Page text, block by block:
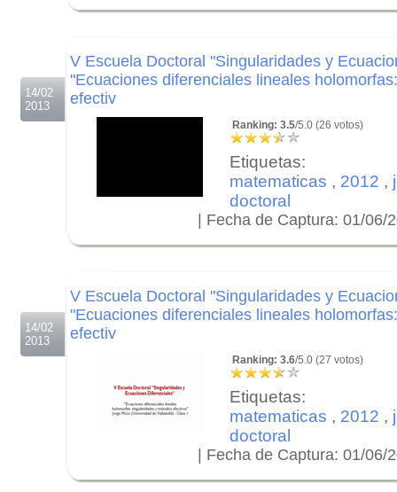
14/02
2013
V Escuela Doctoral "Singularidades y
"Ecuaciones diferenciales lineales
efectiv
Ranking: 3.5/5.0 (26 votos)
Etiquetas:
matematicas , 2012 ,
doctoral
| Fecha de Captura: 01/06/
14/02
2013
V Escuela Doctoral "Singularidades y
"Ecuaciones diferenciales lineales
efectiv
Ranking: 3.6/5.0 (27 votos)
Etiquetas:
matematicas , 2012 ,
doctoral
| Fecha de Captura: 01/06/